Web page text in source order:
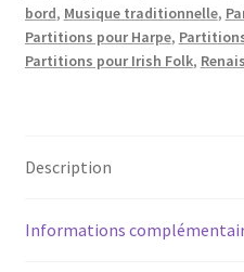
bord, Musique traditionnelle,
Partitions pour Harpe,
Partitions pour Irish Folk,
Description
Informations